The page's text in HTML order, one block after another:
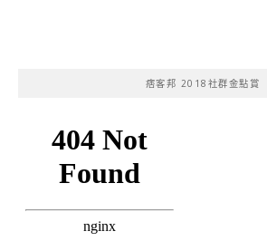
痞客邦 2018社群金點賞